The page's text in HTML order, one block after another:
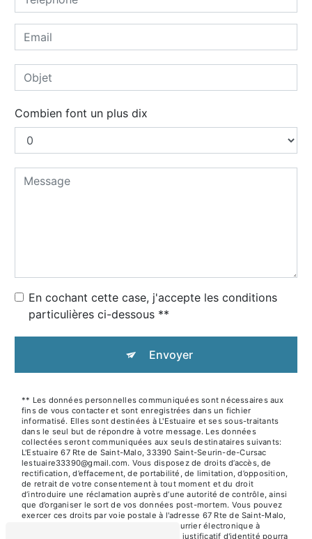
Combien font un plus dix
En cochant cette case, j'accepte les conditions
particulières ci-dessous **
Envoyer
** Les données personnelles communiquées sont nécessaires aux
fins de vous contacter et sont enregistrées dans un fichier
informatisé. Elles sont destinées à L'Estuaire et ses sous-traitants
dans le seul but de répondre à votre message. Les données
collectées seront communiquées aux seuls destinataires suivants:
L'Estuaire 67 Rte de Saint-Malo, 33390 Saint-Seurin-de-Cursac
lestuaire33390@gmail.com. Vous disposez de droits d’accès, de
rectification, d’effacement, de portabilité, de limitation, d’opposition,
de retrait de votre consentement à tout moment et du droit
d’introduire une réclamation auprès d’une autorité de contrôle, ainsi
que d’organiser le sort de vos données post-mortem. Vous pouvez
exercer ces droits par voie postale à l'adresse 67 Rte de Saint-Malo,
33390 Saint-Seurin-de-Cursac ou par courrier électronique à
l'adresse lestuaire33390@gmail.com. Un justificatif d'identité pourra